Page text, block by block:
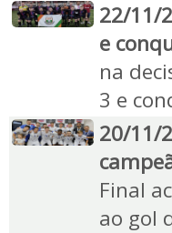
22/11/
e
na
3 e
20/11/
Final
ao gol